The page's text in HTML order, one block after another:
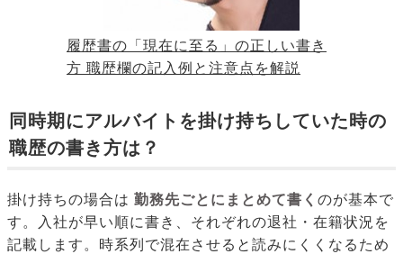
履歴書の「現在に至る」の正しい書き
方 職歴欄の記入例と注意点を解説
同時期にアルバイトを掛け持ちしていた時の
職歴の書き方は？
掛け持ちの場合は 勤務先ごとにまとめて書く のが基本で
す。入社が早い順に書き、それぞれの退社・在籍状況を
記載します。時系列で混在させると読みにくくなるため